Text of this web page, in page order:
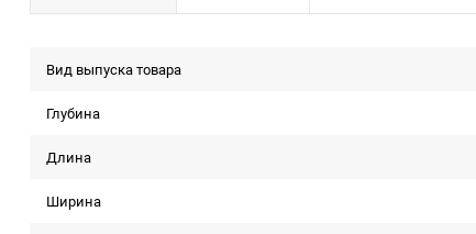
Вид выпуска товара
Глубина
Длина
Ширина